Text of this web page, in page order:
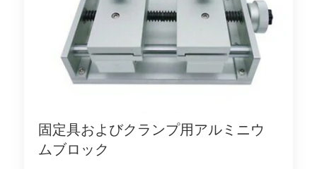
固定具およびクランプ用アルミニウ
ムブロック